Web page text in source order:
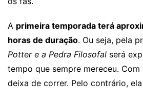
A primeira temporada terá
horas de duração. Ou seja, pela
Potter e a Pedra Filosofal será
tempo que sempre mereceu. Com
deixa de correr. Pelo contrário,